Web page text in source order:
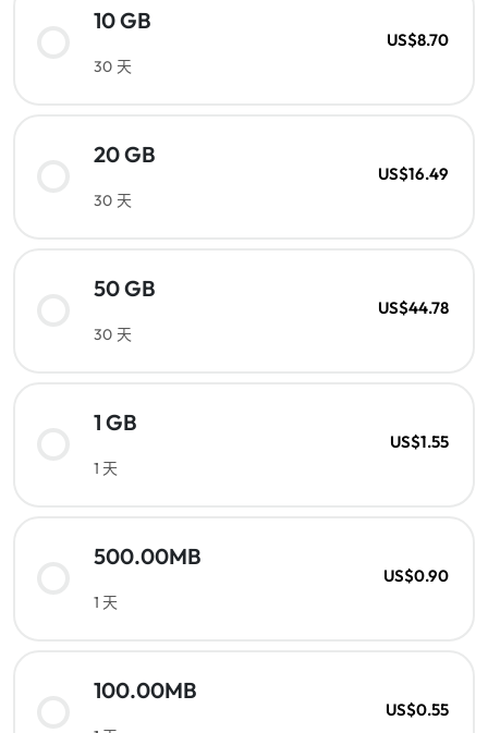
10 GB
30 天
US$8.70
20 GB
30 天
US$16.49
50 GB
30 天
US$44.78
1 GB
1 天
US$1.55
500.00MB
1 天
US$0.90
100.00MB
US$0.55